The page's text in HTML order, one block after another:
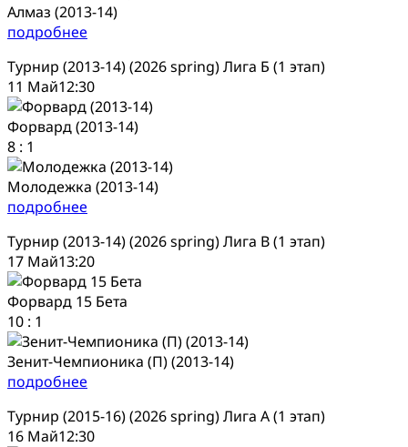
Алмаз (2013-14)
подробнее
Турнир (2013-14) (2026 spring) Лига Б (1 этап)
11 Май12:30
Форвард (2013-14)
8 : 1
Молодежка (2013-14)
подробнее
Турнир (2013-14) (2026 spring) Лига В (1 этап)
17 Май13:20
Форвард 15 Бета
10 : 1
Зенит-Чемпионика (П) (2013-14)
подробнее
Турнир (2015-16) (2026 spring) Лига А (1 этап)
16 Май12:30